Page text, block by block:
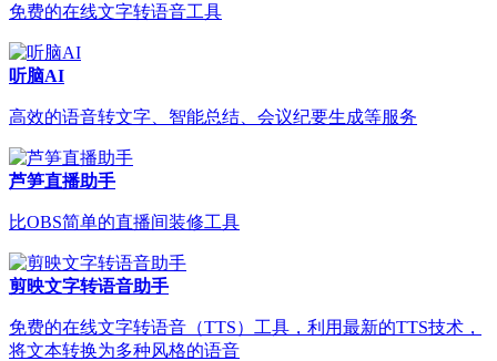
免费的在线文字转语音工具
听脑AI
高效的语音转文字、智能总结、会议纪要生成等服务
芦笋直播助手
比OBS简单的直播间装修工具
剪映文字转语音助手
免费的在线文字转语音（TTS）工具，利用最新的TTS技术，
将文本转换为多种风格的语音